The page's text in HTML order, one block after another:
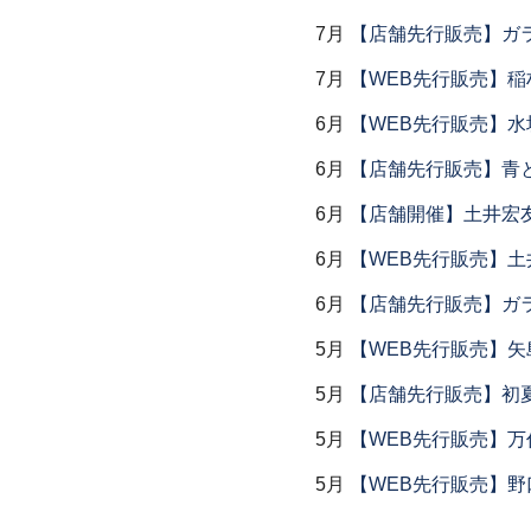
7月 【店舗先行販売】ガ
7月 【WEB先行販売】
6月 【WEB先行販売】
6月 【店舗先行販売】青
6月 【店舗開催】土井宏
6月 【WEB先行販売】
6月 【店舗先行販売】ガ
5月 【WEB先行販売】
5月 【店舗先行販売】初
5月 【WEB先行販売】
5月 【WEB先行販売】